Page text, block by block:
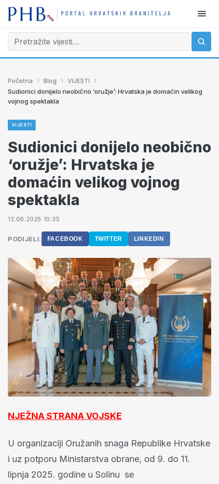
Početna › Blog › VIJESTI ›
Sudionici donijelo neobično ‘oružje’: Hrvatska je domaćin velikog
vojnog spektakla
VIJESTI
Sudionici donijelo neobično
‘oružje’: Hrvatska je
domaćin velikog vojnog
spektakla
12.06.2025 10:35
PODIJELI: FACEBOOK TWITTER LINKEDIN
NJEŽNA STRANA VOJSKE
U organizaciji Oružanih snaga Republike Hrvatske
i uz potporu Ministarstva obrane, od 9. do 11.
lipnja 2025. godine u Solinu se